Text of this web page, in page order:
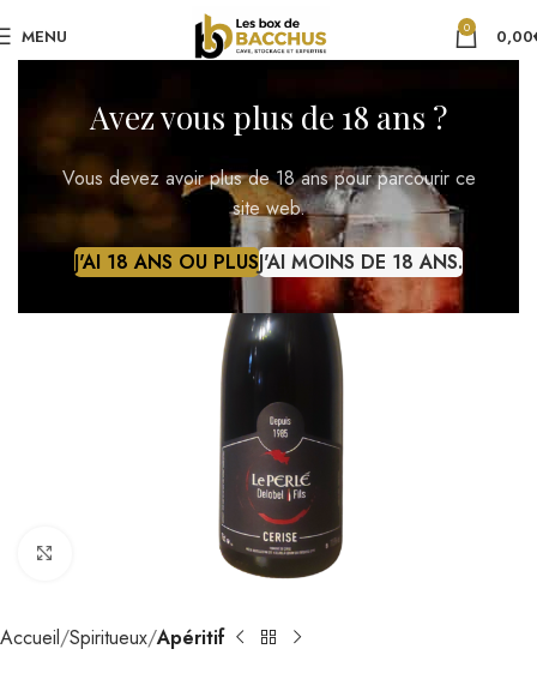
Avez vous plus de 18 ans ?
Vous devez avoir plus de 18 ans pour parcourir ce
site web.
J'AI 18 ANS OU PLUSJ'AI MOINS DE 18 ANS.
MENU 0 0,00
Cliquez pour agrandir
Accueil Spiritueux Apéritif